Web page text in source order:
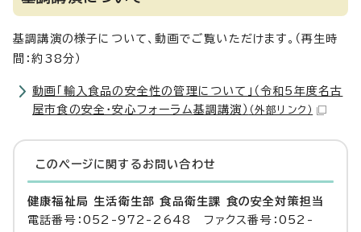
基調講演の様子について、動画でご覧いただけます。（再生時
間：約38分）
動画「輸入食品の安全性の管理について」（令和5年度名古
屋市食の安全・安心フォーラム基調講演） （外部リンク）
このページに関する お問い合わせ
健康福祉局 生活衛生部 食品衛生課 食の安全対策担当
電話番号：052-972-2648 ファクス番号：052-